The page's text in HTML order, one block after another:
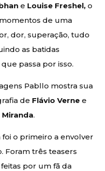
e Louise Freshel, o
de uma
dor, superação, tudo
as batidas
passa por isso.
Pabllo mostra sua
de Flávio Verne e
.
foi o primeiro a envolver
Foram três teasers
por um fã da